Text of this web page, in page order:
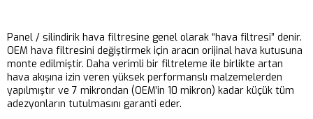
Panel / silindirik hava filtresine genel olarak “hava filtresi” denir.
OEM hava filtresini değiştirmek için aracın orijinal hava kutusuna
monte edilmiştir. Daha verimli bir filtreleme ile birlikte artan
hava akışına izin veren yüksek performanslı malzemelerden
yapılmıştır ve 7 mikrondan (OEM’in 10 mikron) kadar küçük tüm
adezyonların tutulmasını garanti eder.